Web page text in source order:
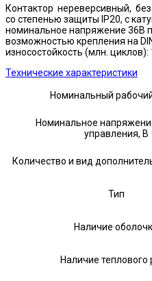
Контактор нереверсивный,
со степенью защиты IP20, с
номинальное напряжение 36В
возможностью крепления на
износостойкость (млн. циклов):
Технические характеристики
Номинальный
Номинальное
управления, В
Количество и вид
Тип
Наличие
Наличие теплового